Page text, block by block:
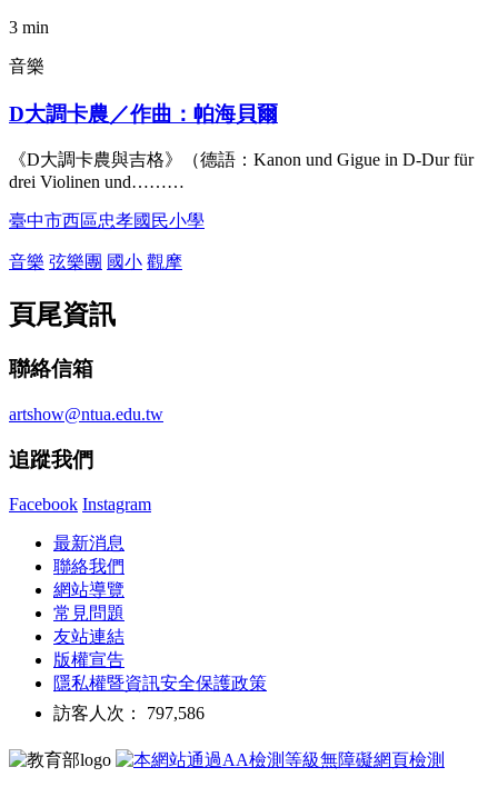
3 min
音樂
D大調卡農／作曲：帕海貝爾
《D大調卡農與吉格》（德語：Kanon und Gigue in D-Dur für
drei Violinen und………
臺中市西區忠孝國民小學
音樂 弦樂團 國小 觀摩
頁尾資訊
聯絡信箱
artshow@ntua.edu.tw
追蹤我們
Facebook Instagram
最新消息
聯絡我們
網站導覽
常見問題
友站連結
版權宣告
隱私權暨資訊安全保護政策
訪客人次： 797,586